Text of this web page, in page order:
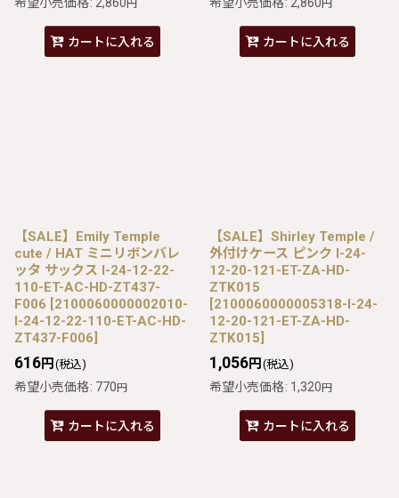
円
カートに入れる
円
カートに入れる
【SALE】Emily Temple
cute / HAT ミニリボンバレ
ッタ サックス I-24-12-22-
110-ET-AC-HD-ZT437-
F006 [2100060000002010-
I-24-12-22-110-ET-AC-HD-
ZT437-F006]
616円 (税込)
希望小売価格: 770円
カートに入れる
【SALE】Shirley Temple /
外付けケース ピンク I-24-
12-20-121-ET-ZA-HD-
ZTK015
[2100060000005318-I-24-
12-20-121-ET-ZA-HD-
ZTK015]
1,056円 (税込)
希望小売価格: 1,320円
カートに入れる